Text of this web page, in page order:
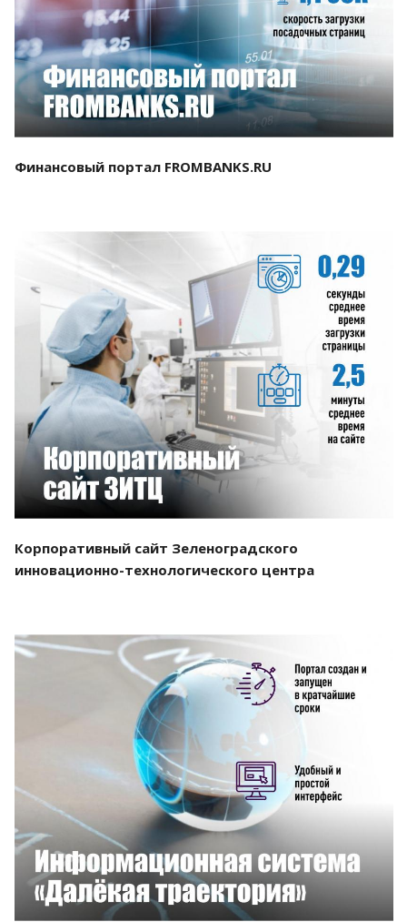
Смотреть проект
Финансовый портал FROMBANKS.RU
Смотреть проект
Корпоративный сайт Зеленоградского
инновационно-технологического центра
Смотреть проект